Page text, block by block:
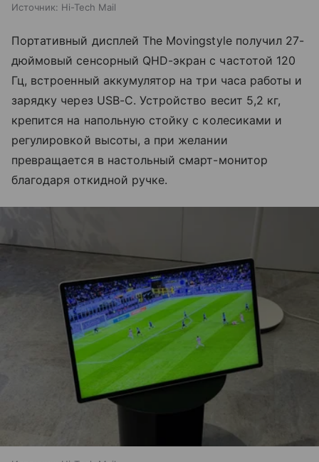
Источник: Hi-Tech Mail
Портативный дисплей The Movingstyle получил 27-
дюймовый сенсорный QHD-экран с частотой 120
Гц, встроенный аккумулятор на три часа работы и
зарядку через USB-C. Устройство весит 5,2 кг,
крепится на напольную стойку с колесиками и
регулировкой высоты, а при желании
превращается в настольный смарт-монитор
благодаря откидной ручке.